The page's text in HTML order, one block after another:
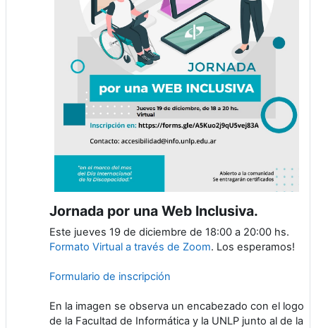
Jornada por una Web Inclusiva.
Este jueves 19 de diciembre de 18:00 a 20:00 hs.
Formato Virtual a través de Zoom. Los esperamos!
Formulario de inscripción
En la imagen se observa un encabezado con el logo
de la Facultad de Informática y la UNLP junto al de la